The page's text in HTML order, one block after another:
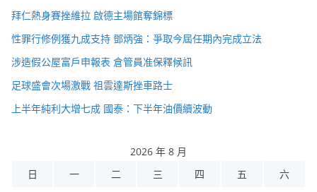
拜仁熱身賽挫維拉 啟德主場館奪錦標
性罪行修例獲九成支持 鄧炳強：爭取今屆任期內完成立法
涉造假公屋富戶申報表 倉管員准保釋候訊
足球盛會次場激戰 祖雲達斯挫車路士
上半年純利大增七成 國泰：下半年油價續波動
2026 年 8 月
日
一 二 三 四 五 六